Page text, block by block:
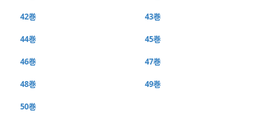
42巻 43巻
44巻 45巻
46巻 47巻
48巻 49巻
50巻